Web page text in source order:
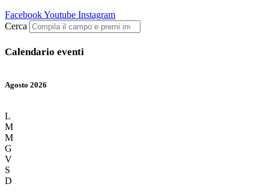
FacebookYoutube Instagram
Cerca
Calendario eventi
Agosto 2026
L
M
M
G
V
S
D